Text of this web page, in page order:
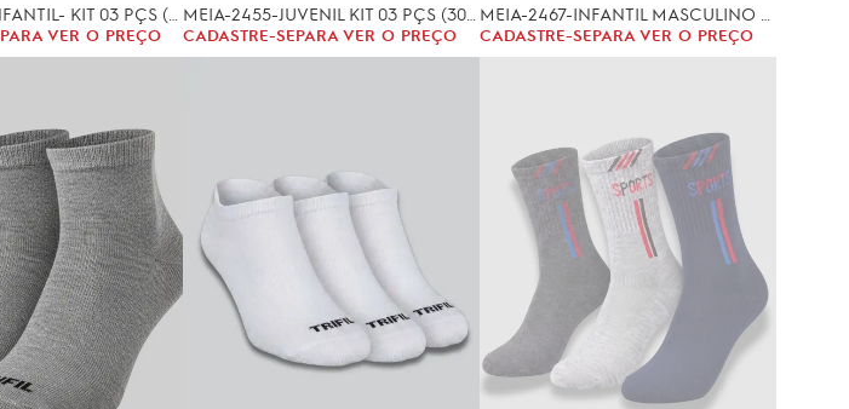
MEIA-2434-INFANTIL- KIT 03 PÇS (2/4, 4/6, 6/8, 8/10 ANOS)
PARA VER O PREÇO CADASTRE-SEPARA VER O PREÇO CADASTRE-SEPARA VER O PREÇO